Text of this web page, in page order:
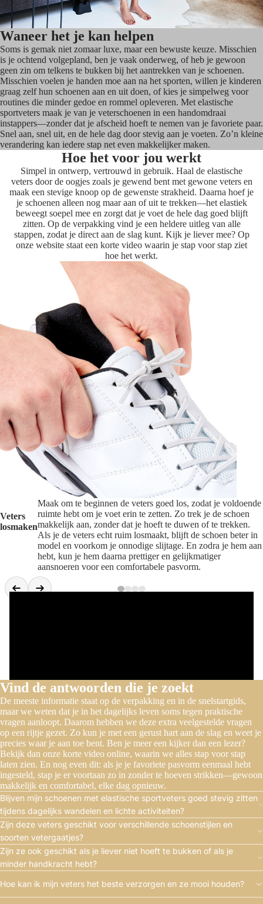
Waneer het je kan helpen
Soms is gemak niet zomaar luxe, maar een bewuste keuze. Misschien
is je ochtend volgepland, ben je vaak onderweg, of heb je gewoon
geen zin om telkens te bukken bij het aantrekken van je schoenen.
Misschien voelen je handen moe aan na het sporten, willen je kinderen
graag zelf hun schoenen aan en uit doen, of kies je simpelweg voor
routines die minder gedoe en rommel opleveren. Met elastische
sportveters maak je van je veterschoenen in een handomdraai
instappers—zonder dat je afscheid hoeft te nemen van je favoriete paar.
Snel aan, snel uit, en de hele dag door stevig aan je voeten. Zo’n kleine
verandering kan iedere stap net even makkelijker maken.
Hoe het voor jou werkt
Simpel in ontwerp, vertrouwd in gebruik. Haal de elastische
veters door de oogjes zoals je gewend bent met gewone veters en
maak een stevige knoop op de gewenste strakheid. Daarna hoef je
je schoenen alleen nog maar aan of uit te trekken—het elastiek
beweegt soepel mee en zorgt dat je voet de hele dag goed blijft
zitten. Op de verpakking vind je een heldere uitleg van alle
stappen, zodat je direct aan de slag kunt. Kijk je liever mee? Op
onze website staat een korte video waarin je stap voor stap ziet
hoe het werkt.
Veters
losmaken
Maak om te beginnen de veters goed los, zodat je voldoende
ruimte hebt om je voet erin te zetten. Zo trek je de schoen
makkelijk aan, zonder dat je hoeft te duwen of te trekken.
Als je de veters echt ruim losmaakt, blijft de schoen beter in
model en voorkom je onnodige slijtage. En zodra je hem aan
hebt, kun je hem daarna prettiger en gelijkmatiger
aansnoeren voor een comfortabele pasvorm.
Vind de antwoorden die je zoekt
De meeste informatie staat op de verpakking en in de snelstartgids,
maar we weten dat je in het dagelijks leven soms tegen praktische
vragen aanloopt. Daarom hebben we deze extra veelgestelde vragen
op een rijtje gezet. Zo kun je met een gerust hart aan de slag en weet je
precies waar je aan toe bent. Ben je meer een kijker dan een lezer?
Bekijk dan onze korte video online, waarin we alles stap voor stap
laten zien. En nog even dit: als je je favoriete pasvorm eenmaal hebt
ingesteld, stap je er voortaan zo in zonder te hoeven strikken—gewoon
makkelijk en comfortabel, elke dag opnieuw.
Blijven mijn schoenen met elastische sportveters goed stevig zitten
tijdens dagelijks wandelen en lichte activiteiten?
Zijn deze veters geschikt voor verschillende schoenstijlen en
soorten vetergaatjes?
Zijn ze ook geschikt als je liever niet hoeft te bukken of als je
minder handkracht hebt?
Hoe kan ik mijn veters het beste verzorgen en ze mooi houden?